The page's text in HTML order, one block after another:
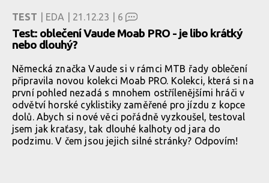
TEST | EDA | 21.12.23 | 6
Test: oblečení Vaude Moab PRO - je libo krátký
nebo dlouhý?
Německá značka Vaude si v rámci MTB řady oblečení
připravila novou kolekci Moab PRO. Kolekci, která si na
první pohled nezadá s mnohem ostřílenějšími hráči v
odvětví horské cyklistiky zaměřené pro jízdu z kopce
dolů. Abych si nové věci pořádně vyzkoušel, testoval
jsem jak kraťasy, tak dlouhé kalhoty od jara do
podzimu. V čem jsou jejich silné stránky? Odpovím!